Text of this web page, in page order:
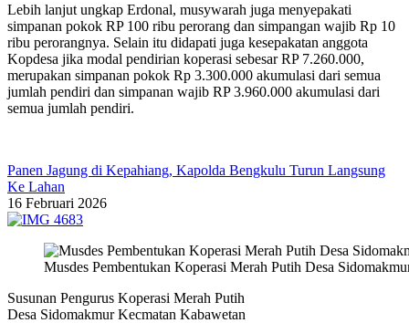
Lebih lanjut ungkap Erdonal, musywarah juga menyepakati
simpanan pokok RP 100 ribu perorang dan simpangan wajib Rp 10
ribu perorangnya. Selain itu didapati juga kesepakatan anggota
Kopdesa jika modal pendirian koperasi sebesar RP 7.260.000,
merupakan simpanan pokok Rp 3.300.000 akumulasi dari semua
jumlah pendiri dan simpanan wajib RP 3.960.000 akumulasi dari
semua jumlah pendiri.
Panen Jagung di Kepahiang, Kapolda Bengkulu Turun Langsung
Ke Lahan
16 Februari 2026
Musdes Pembentukan Koperasi Merah Putih Desa
Susunan Pengurus Koperasi Merah Putih
Desa Sidomakmur Kecmatan Kabawetan